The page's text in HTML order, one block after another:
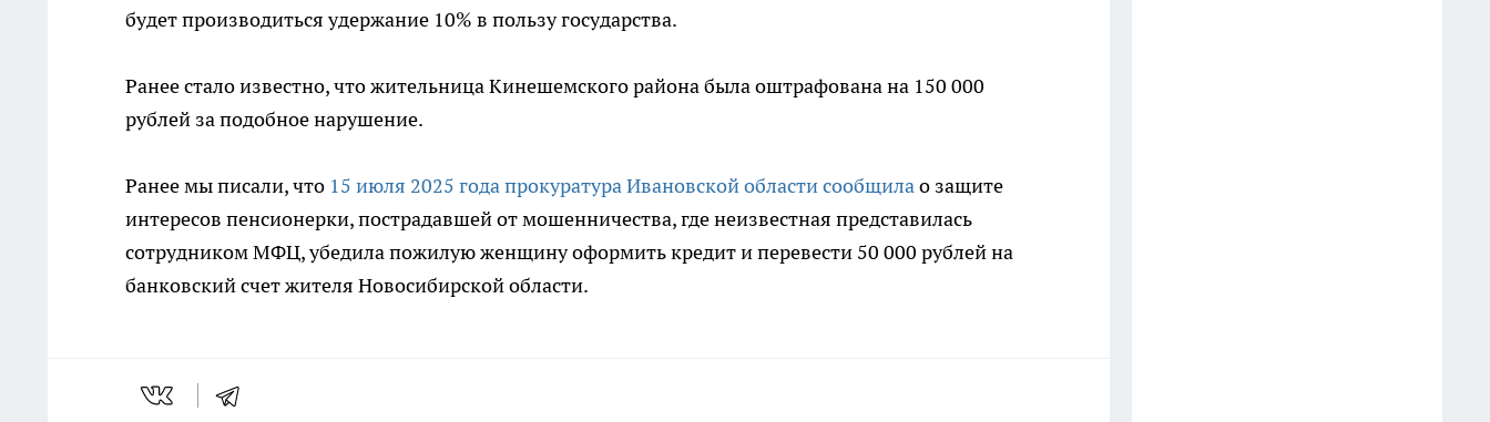
будет производиться удержание 10% в пользу государства.
Ранее стало известно, что жительница Кинешемского района была оштрафована на 150 000
рублей за подобное нарушение.
Ранее мы писали, что 15 июля 2025 года прокуратура Ивановской области сообщилао защите
интересов пенсионерки, пострадавшей от мошенничества, где неизвестная представилась
сотрудником МФЦ, убедила пожилую женщину оформить кредит и перевести 50 000 рублей на
банковский счет жителя Новосибирской области.